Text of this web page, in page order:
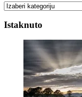
Kategorije
Istaknuto